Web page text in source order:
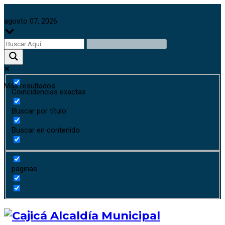
agosto 07, 2026
Más resultados
Coincidencias exactas
Buscar por título
Buscar en contenido
paginas